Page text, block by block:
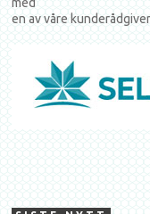
med
en av våre